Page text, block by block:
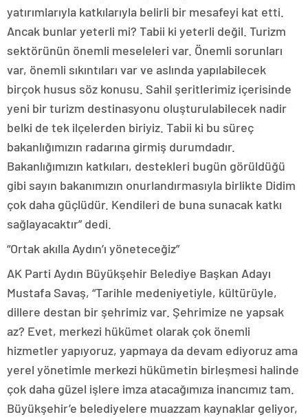
yatırımlarıyla katkılarıyla belirli bir mesafeyi kat etti.
Ancak bunlar yeterli mi? Tabii ki yeterli değil. Turizm
sektörünün önemli meseleleri var. Önemli sorunları
var, önemli sıkıntıları var ve aslında yapılabilecek
birçok husus söz konusu. Sahil şeritlerimiz içerisinde
yeni bir turizm destinasyonu oluşturulabilecek nadir
belki de tek ilçelerden biriyiz. Tabii ki bu süreç
bakanlığımızın radarına girmiş durumdadır.
Bakanlığımızın katkıları, destekleri bugün görüldüğü
gibi sayın bakanımızın onurlandırmasıyla birlikte Didim
çok daha güçlüdür. Kendileri de buna sunacak katkı
sağlayacaktır” dedi.
“Ortak akılla Aydın’ı yöneteceğiz”
AK Parti Aydın Büyükşehir Belediye Başkan Adayı
Mustafa Savaş, “Tarihle medeniyetiyle, kültürüyle,
dillere destan bir şehrimiz var. Şehrimize ne yapsak
az? Evet, merkezi hükümet olarak çok önemli
hizmetler yapıyoruz, yapmaya da devam ediyoruz ama
yerel yönetimle merkezi hükümetin birleşmesi halinde
çok daha güzel işlere imza atacağımıza inancımız tam.
Büyükşehir’e belediyelere muazzam kaynaklar geliyor,